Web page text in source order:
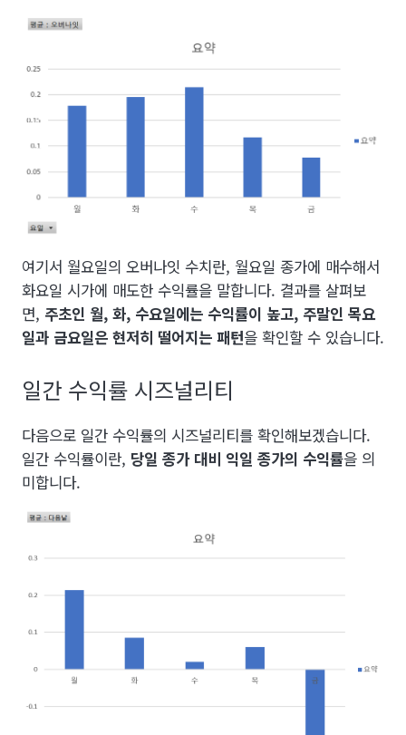
여기서 월요일의 오버나잇 수치란, 월요일 종가에 매수해서
화요일 시가에 매도한 수익률을 말합니다. 결과를 살펴보
면, 주초인 월, 화, 수요일에는 수익률이 높고, 주말인 목요
일과 금요일은 현저히 떨어지는 패턴을 확인할 수 있습니다.
일간 수익률 시즈널리티
다음으로 일간 수익률의 시즈널리티를 확인해보겠습니다.
일간 수익률이란, 당일 종가 대비 익일 종가의 수익률을 의
미합니다.